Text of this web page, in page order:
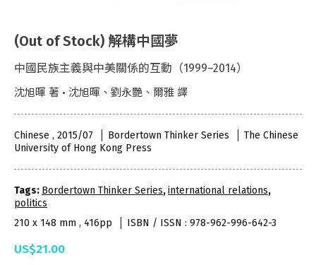
(Out of Stock) 解構中國夢
中國民族主義與中美關係的互動（1999–2014）
沈旭暉 著 • 沈旭暉、劉永艷、爾雅 譯
Chinese , 2015/07 Bordertown Thinker Series
The Chinese
University of Hong Kong Press
Tags: Bordertown Thinker Series,international relations,
politics
210 x 148 mm , 416pp
ISBN / ISSN : 978-962-996-642-3
US$21.00